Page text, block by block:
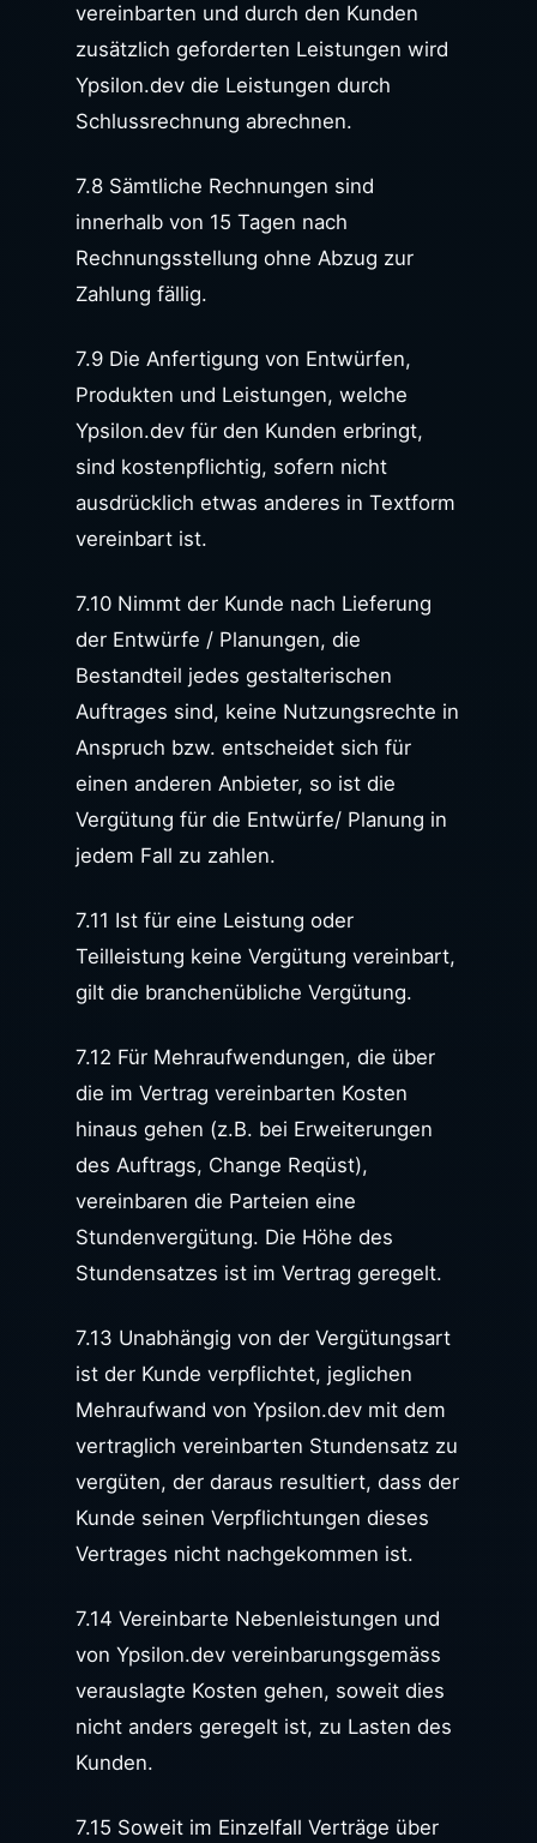
vereinbarten und durch den Kunden
zusätzlich geforderten Leistungen wird
Ypsilon.dev die Leistungen durch
Schlussrechnung abrechnen.
7.8 Sämtliche Rechnungen sind
innerhalb von 15 Tagen nach
Rechnungsstellung ohne Abzug zur
Zahlung fällig.
7.9 Die Anfertigung von Entwürfen,
Produkten und Leistungen, welche
Ypsilon.dev für den Kunden erbringt,
sind kostenpflichtig, sofern nicht
ausdrücklich etwas anderes in Textform
vereinbart ist.
7.10 Nimmt der Kunde nach Lieferung
der Entwürfe / Planungen, die
Bestandteil jedes gestalterischen
Auftrages sind, keine Nutzungsrechte in
Anspruch bzw. entscheidet sich für
einen anderen Anbieter, so ist die
Vergütung für die Entwürfe/ Planung in
jedem Fall zu zahlen.
7.11 Ist für eine Leistung oder
Teilleistung keine Vergütung vereinbart,
gilt die branchenübliche Vergütung.
7.12 Für Mehraufwendungen, die über
die im Vertrag vereinbarten Kosten
hinaus gehen (z.B. bei Erweiterungen
des Auftrags, Change Reqüst),
vereinbaren die Parteien eine
Stundenvergütung. Die Höhe des
Stundensatzes ist im Vertrag geregelt.
7.13 Unabhängig von der Vergütungsart
ist der Kunde verpflichtet, jeglichen
Mehraufwand von Ypsilon.dev mit dem
vertraglich vereinbarten Stundensatz zu
vergüten, der daraus resultiert, dass der
Kunde seinen Verpflichtungen dieses
Vertrages nicht nachgekommen ist.
7.14 Vereinbarte Nebenleistungen und
von Ypsilon.dev vereinbarungsgemäss
verauslagte Kosten gehen, soweit dies
nicht anders geregelt ist, zu Lasten des
Kunden.
7.15 Soweit im Einzelfall Verträge über